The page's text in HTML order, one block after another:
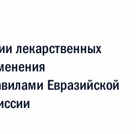
лекарственных
Евразийской